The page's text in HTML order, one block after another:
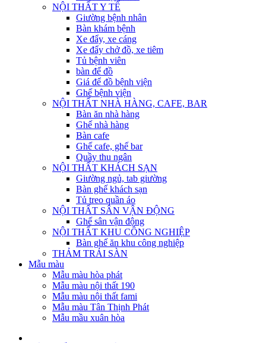
NỘI THẤT Y TẾ
Giường bệnh nhân
Bàn khám bệnh
Xe đẩy, xe cáng
Xe đẩy chở đồ, xe tiêm
Tủ bệnh viên
bàn để đồ
Giá để đồ bệnh viện
Ghế bệnh viện
NỘI THẤT NHÀ HÀNG, CAFE, BAR
Bàn ăn nhà hàng
Ghế nhà hàng
Bàn cafe
Ghế cafe, ghế bar
Quầy thu ngân
NỘI THẤT KHÁCH SẠN
Giường ngủ, tab giường
Bàn ghế khách sạn
Tủ treo quần áo
NỘI THẤT SÂN VẬN ĐỘNG
Ghế sân vận động
NỘI THẤT KHU CÔNG NGHIỆP
Bàn ghế ăn khu công nghiệp
THẢM TRẢI SÀN
Mẫu màu
Mẫu màu hòa phát
Mẫu màu nội thất 190
Mẫu màu nội thất fami
Mẫu màu Tân Thịnh Phát
Mẫu mầu xuân hòa